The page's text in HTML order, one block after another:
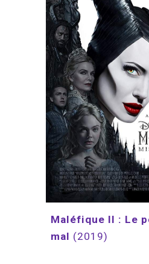
Maléfique II : Le
mal (2019)